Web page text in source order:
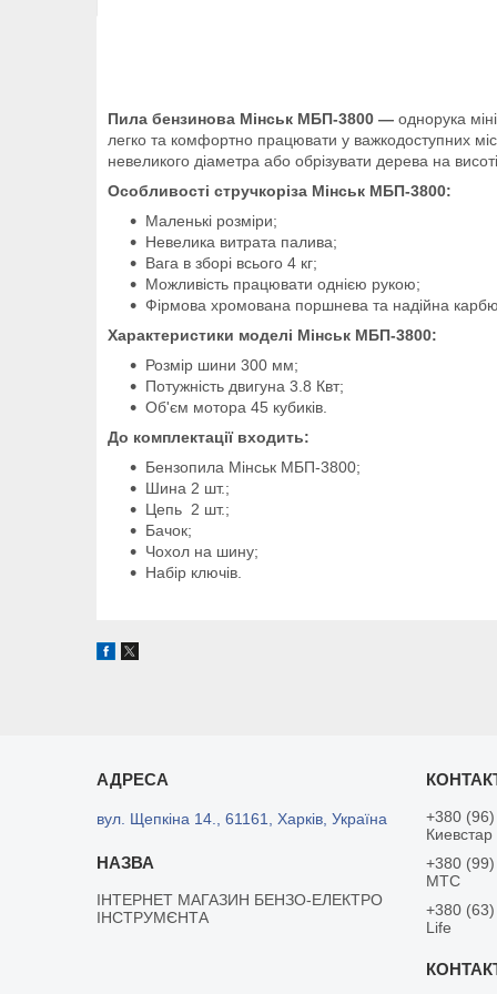
Пила бензинова Мінськ МБП-3800 — однорука
легко та комфортно працювати у важкодоступних
невеликого діаметра або обрізувати дерева на
Особливості стручкоріза Мінськ МБП-3800:
Маленькі розміри;
Невелика витрата палива;
Вага в зборі всього 4 кг;
Можливість працювати однією рукою;
Фірмова хромована поршнева та надійна
Характеристики моделі Мінськ МБП-3800:
Розмір шини 300 мм;
Потужність двигуна 3.8 Квт;
Об'єм мотора 45 кубиків.
До комплектації входить:
Бензопила Мінськ МБП-3800;
Шина 2 шт.;
Цепь 2 шт.;
Бачок;
Чохол на шину;
Набір ключів.
вул. Щепкіна 14., 61161, Харків, Україна
ІНТЕРНЕТ МАГАЗИН БЕНЗО-ЕЛЕКТРО
ІНСТРУМЄНТА
+380
Киевстар
+380
MTC
+380
Life